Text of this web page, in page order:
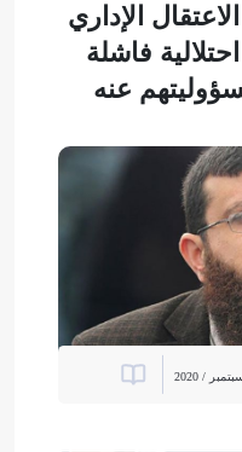
الإداري
فاشلة
عنه